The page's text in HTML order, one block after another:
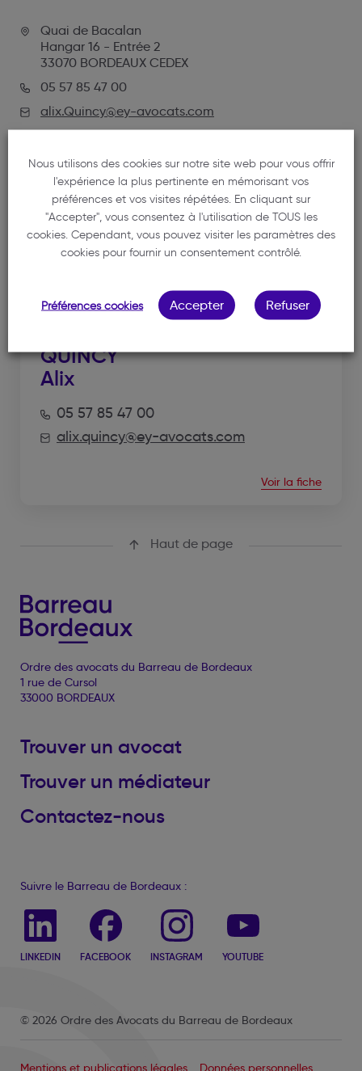
Quai de Bacalan
Hangar 16 - Entrée 2
33070 BORDEAUX CEDEX
05 57 85 47 00
alix.Quincy@ey-avocats.com
QUINCY
Alix
05 57 85 47 00
alix.quincy@ey-avocats.com
Voir la fiche
Haut de page
Ordre des avocats du Barreau de Bordeaux
1 rue de Cursol
33000 BORDEAUX
Trouver un avocat
Trouver un médiateur
Contactez-nous
Suivre le Barreau de Bordeaux :
LINKEDIN FACEBOOK INSTAGRAM YOUTUBE
© 2026 Ordre des Avocats du Barreau de Bordeaux
Mentions et publications légales Données personnelles
Nous utilisons des cookies sur notre site web pour vous offrir
l'expérience la plus pertinente en mémorisant vos
préférences et vos visites répétées. En cliquant sur
"Accepter", vous consentez à l'utilisation de TOUS les
cookies. Cependant, vous pouvez visiter les paramètres des
cookies pour fournir un consentement contrôlé.
Préférences cookies Accepter Refuser